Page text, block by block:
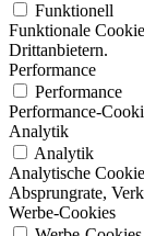
Funktionell
Funktionale
Drittanbietern.
Performance
Performance
Performance-
Analytik
Analytik
Analytische
Absprungrate,
Werbe-Cookies